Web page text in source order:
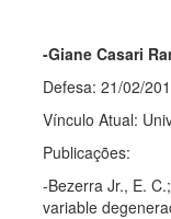
-Giane Casari
Defesa: 21/02/
Vínculo Atual:
Publicações:
-Bezerra Jr., E.
variable